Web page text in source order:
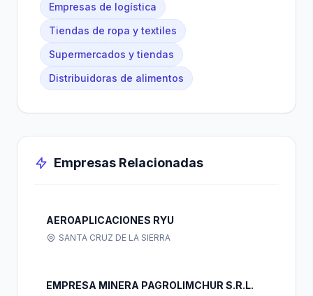
Empresas de logística
Tiendas de ropa y textiles
Supermercados y tiendas
Distribuidoras de alimentos
Empresas Relacionadas
AEROAPLICACIONES RYU
SANTA CRUZ DE LA SIERRA
EMPRESA MINERA PAGROLIMCHUR S.R.L.